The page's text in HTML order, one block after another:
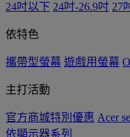
24吋以下 24吋-26.9吋 27
依特色
攜帶型螢幕 遊戲用螢幕
主打活動
官方商城特別優惠 Acer
依顯示器系列